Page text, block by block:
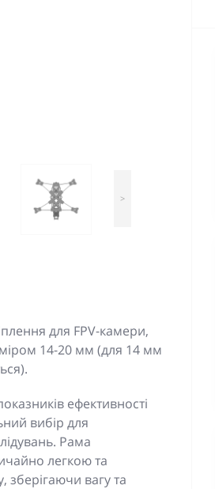
>
для FPV-камери,
14-20 мм (для 14 мм
ефективності
вибір для
Рама
легкою та
вагу та